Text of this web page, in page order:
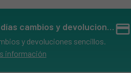
14 días cambios y devoluciones
y devoluciones sencillos.
información
credit_card